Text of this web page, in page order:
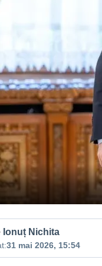
Ionuț Nichita
31 mai 2026, 15:54